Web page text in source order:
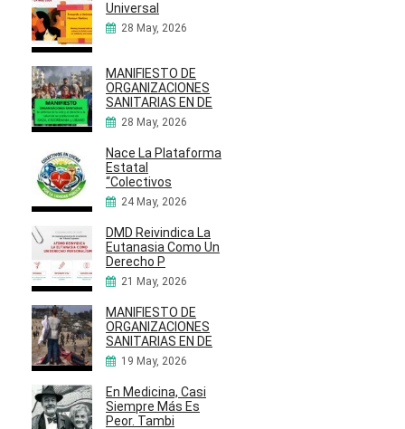
Universal
28 May, 2026
MANIFIESTO DE
ORGANIZACIONES
SANITARIAS EN DE
28 May, 2026
Nace La Plataforma
Estatal
“Colectivos
24 May, 2026
DMD Reivindica La
Eutanasia Como Un
Derecho P
21 May, 2026
MANIFIESTO DE
ORGANIZACIONES
SANITARIAS EN DE
19 May, 2026
En Medicina, Casi
Siempre Más Es
Peor. Tambi